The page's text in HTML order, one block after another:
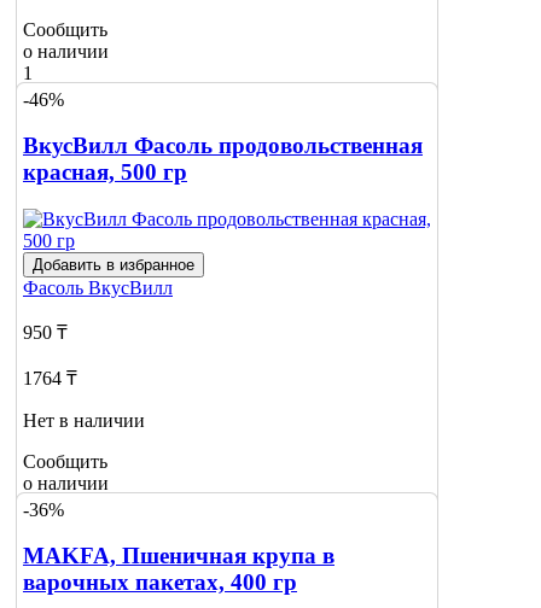
Сообщить
о наличии
1
-46%
ВкусВилл Фасоль продовольственная
красная, 500 гр
Добавить в избранное
Фасоль ВкусВилл
950 ₸
1764 ₸
Нет в наличии
Сообщить
о наличии
-36%
MAKFA, Пшеничная крупа в
варочных пакетах, 400 гр